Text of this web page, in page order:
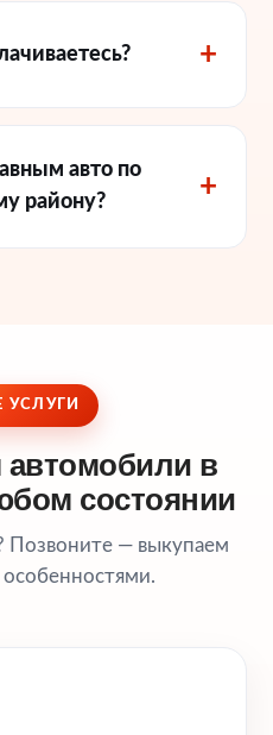
авто по
району?
УСЛУГИ
в
состоянии
Позвоните — выкупаем